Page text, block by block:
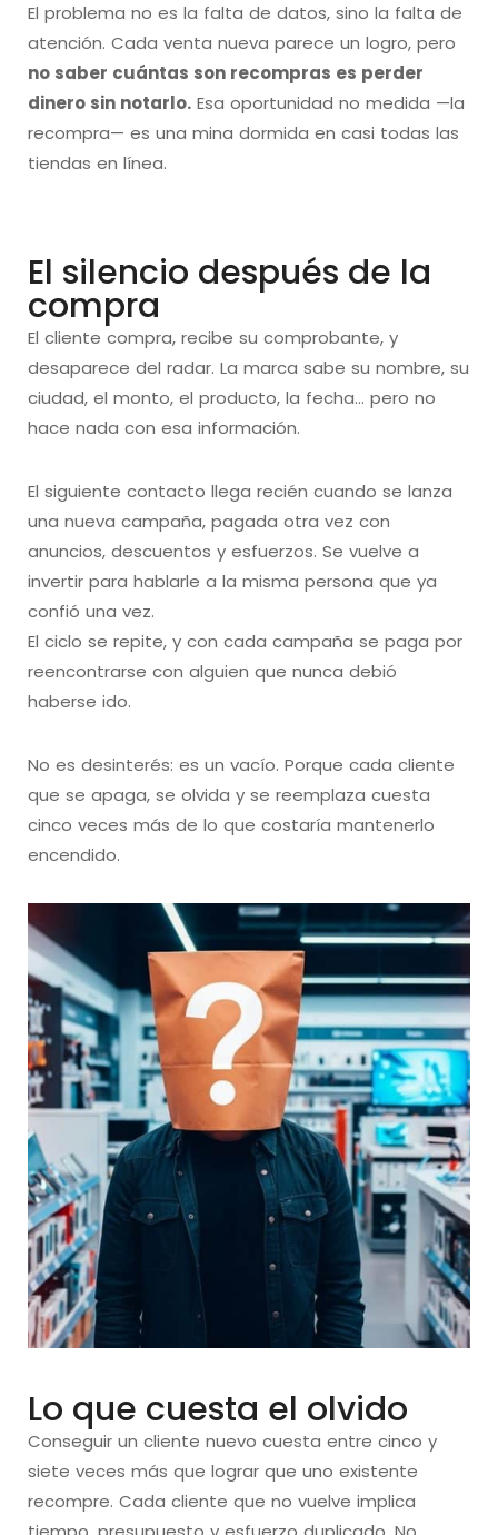
El problema no es la falta de datos, sino la falta de
atención. Cada venta nueva parece un logro, pero
no saber cuántas son recompras es perder
dinero sin notarlo. Esa oportunidad no medida —la
recompra— es una mina dormida en casi todas las
tiendas en línea.
El silencio después de la
compra
El cliente compra, recibe su comprobante, y
desaparece del radar. La marca sabe su nombre, su
ciudad, el monto, el producto, la fecha… pero no
hace nada con esa información.
El siguiente contacto llega recién cuando se lanza
una nueva campaña, pagada otra vez con
anuncios, descuentos y esfuerzos. Se vuelve a
invertir para hablarle a la misma persona que ya
confió una vez.
El ciclo se repite, y con cada campaña se paga por
reencontrarse con alguien que nunca debió
haberse ido.
No es desinterés: es un vacío. Porque cada cliente
que se apaga, se olvida y se reemplaza cuesta
cinco veces más de lo que costaría mantenerlo
encendido.
Lo que cuesta el olvido
Conseguir un cliente nuevo cuesta entre cinco y
siete veces más que lograr que uno existente
recompre. Cada cliente que no vuelve implica